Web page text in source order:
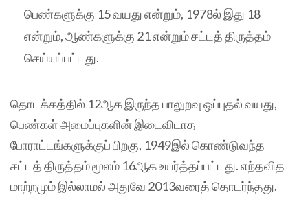
பெண்களுக்கு 15 வயது என்றும், 1978ல் இது 18
என்றும், ஆண்களுக்கு 21 என்றும் சட்டத் திருத்தம்
செய்யப்பட்டது.
தொடக்கத்தில் 12ஆக இருந்த பாலுறவு ஒப்புதல் வயது,
பெண்கள் அமைப்புகளின் இடைவிடாத
போராட்டங்களுக்குப் பிறகு, 1949இல் கொண்டுவந்த
சட்டத் திருத்தம் மூலம் 16ஆக உயர்த்தப்பட்டது. எந்தவித
மாற்றமும் இல்லாமல் அதுவே 2013வரைத் தொடர்ந்தது.